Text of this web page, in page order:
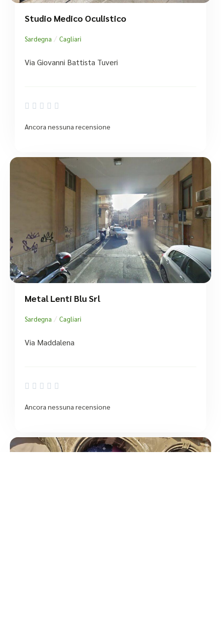
Studio Medico Oculistico
Sardegna / Cagliari
Via Giovanni Battista Tuveri
    
Ancora nessuna recensione
Metal Lenti Blu Srl
Sardegna / Cagliari
Via Maddalena
    
Ancora nessuna recensione